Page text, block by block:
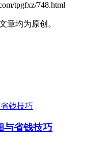
tpgfxz/748.html
章均为原创。
与省钱技巧